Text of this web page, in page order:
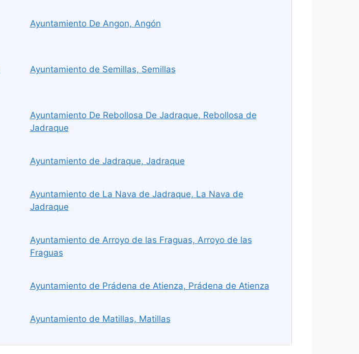
Ayuntamiento De Angon, Angón
Ayuntamiento de Semillas, Semillas
Ayuntamiento De Rebollosa De Jadraque, Rebollosa de
Jadraque
Ayuntamiento de Jadraque, Jadraque
Ayuntamiento de La Nava de Jadraque, La Nava de
Jadraque
Ayuntamiento de Arroyo de las Fraguas, Arroyo de las
Fraguas
Ayuntamiento de Prádena de Atienza, Prádena de Atienza
Ayuntamiento de Matillas, Matillas